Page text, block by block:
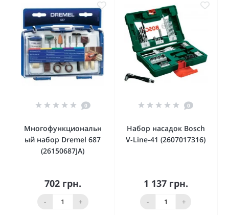
0
Многофункциональн
ый набор Dremel 687
(26150687JA)
702 грн.
- +
0
Набор насадок Bosch
V-Line-41 (2607017316)
1 137 грн.
- +